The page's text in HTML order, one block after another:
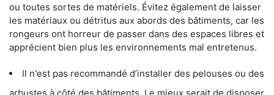
ou toutes sortes de matériels. Évitez également de laisser
les matériaux ou détritus aux abords des bâtiments, car les
rongeurs ont horreur de passer dans des espaces libres et
apprécient bien plus les environnements mal entretenus.
Il n'est pas recommandé d’installer des pelouses ou des
arbustes à côté des bâtiments. Le mieux serait de disposer